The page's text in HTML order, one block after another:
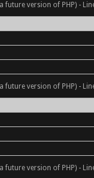
version of PHP) -
version of PHP) -
version of PHP) -